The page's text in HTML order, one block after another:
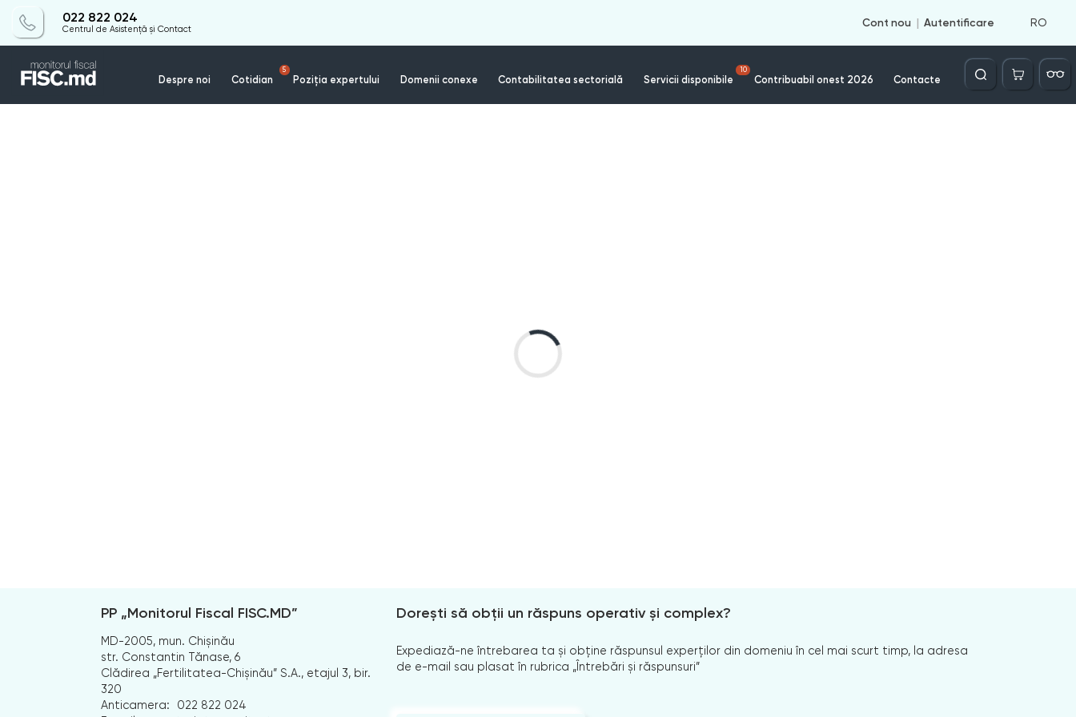
022 822 024
Centrul de Asistență și Contact
Cont nou Autentificare RO
Despre noi Cotidian
5
Poziția expertului Domenii conexe Contabilitatea sectorială Servicii disponibile
10
Contribuabil onest 2026 Contacte
Căutare
PP „Monitorul Fiscal FISC.MD”
MD-2005, mun. Chișinău
str. Constantin Tănase, 6
Clădirea „Fertilitatea-Chișinău” S.A., etajul 3, bir.
320
Anticamera:
022 822 024
Dorești să obții un răspuns operativ și complex?
Expediază-ne întrebarea ta și obține răspunsul experților din domeniu în cel mai scurt timp, la adresa
de e-mail sau plasat în rubrica „Întrebări și răspunsuri”